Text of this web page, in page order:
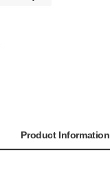
Product Information